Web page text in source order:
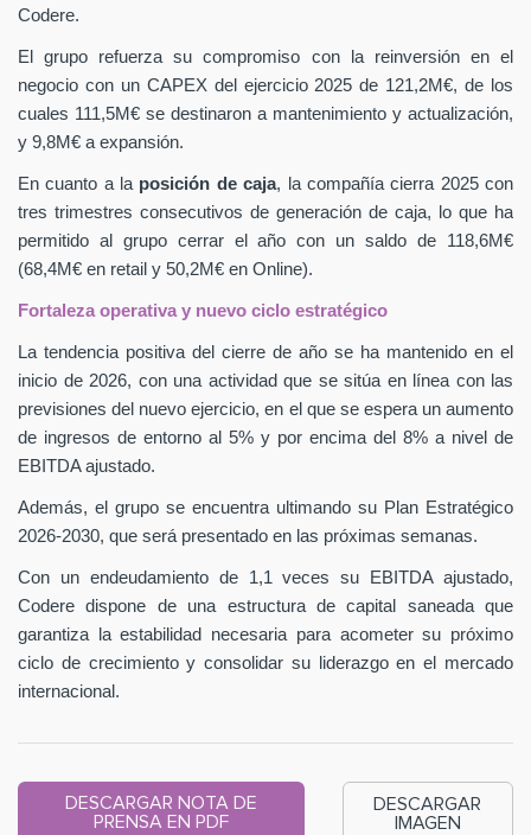
Codere.
El grupo refuerza su compromiso con la reinversión en el
negocio con un CAPEX del ejercicio 2025 de 121,2M€, de los
cuales 111,5M€ se destinaron a mantenimiento y actualización,
y 9,8M€ a expansión.
En cuanto a la posición de caja, la compañía cierra 2025 con
tres trimestres consecutivos de generación de caja, lo que ha
permitido al grupo cerrar el año con un saldo de 118,6M€
(68,4M€ en retail y 50,2M€ en Online).
Fortaleza operativa y nuevo ciclo estratégico
La tendencia positiva del cierre de año se ha mantenido en el
inicio de 2026, con una actividad que se sitúa en línea con las
previsiones del nuevo ejercicio, en el que se espera un aumento
de ingresos de entorno al 5% y por encima del 8% a nivel de
EBITDA ajustado.
Además, el grupo se encuentra ultimando su Plan Estratégico
2026-2030, que será presentado en las próximas semanas.
Con un endeudamiento de 1,1 veces su EBITDA ajustado,
Codere dispone de una estructura de capital saneada que
garantiza la estabilidad necesaria para acometer su próximo
ciclo de crecimiento y consolidar su liderazgo en el mercado
internacional.
DESCARGAR NOTA DE
PRENSA EN PDF
DESCARGAR
IMAGEN